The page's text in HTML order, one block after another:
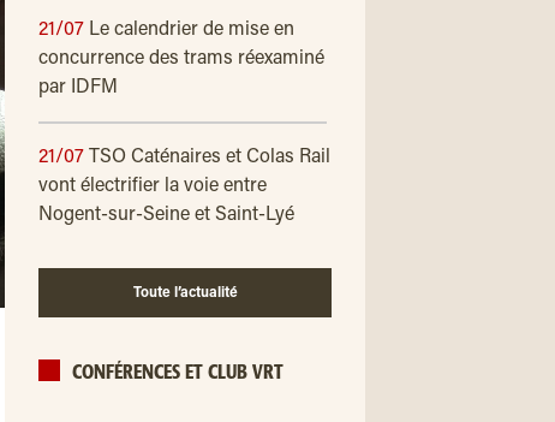
21/07 Le calendrier de mise en
concurrence des trams réexaminé
par IDFM
21/07
TSO Caténaires et Colas Rail
vont électrifier la voie entre
Nogent-sur-Seine et Saint-Lyé
Toute l’actualité
CONFÉRENCES ET CLUB VRT